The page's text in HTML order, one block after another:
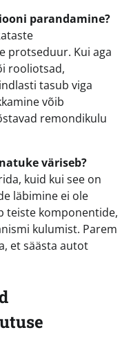
parandamine?
protseduur. Kui aga
rooliotsad,
tasub viga
võib
remondikulu
väriseb?
kuid kui see on
läbimine ei ole
teiste komponentide,
kulumist. Parem
et säästa autot